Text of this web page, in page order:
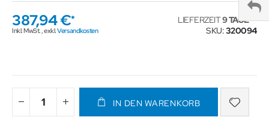
387,94 €
Inkl. MwSt.,exkl.Versandkosten
LIEFERZEIT9 TAGE
SKU 320094
IN DEN WARENKORB